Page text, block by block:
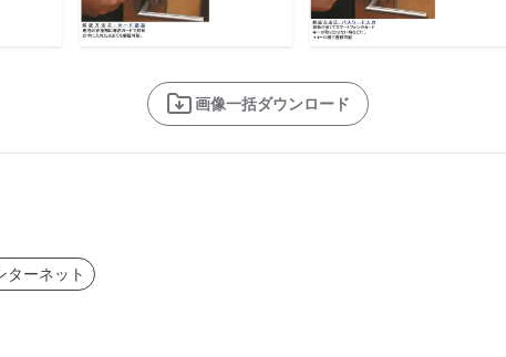
画像一括ダウンロード
ターネット